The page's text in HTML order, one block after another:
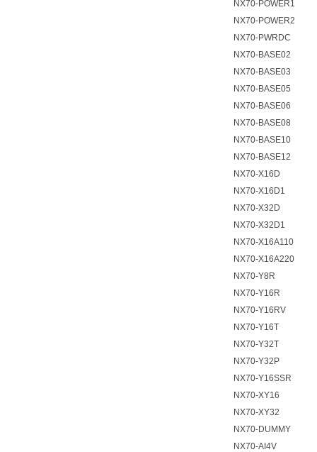
NX70-POWER1
NX70-POWER2
NX70-PWRDC
NX70-BASE02
NX70-BASE03
NX70-BASE05
NX70-BASE06
NX70-BASE08
NX70-BASE10
NX70-BASE12
NX70-X16D
NX70-X16D1
NX70-X32D
NX70-X32D1
NX70-X16A110
NX70-X16A220
NX70-Y8R
NX70-Y16R
NX70-Y16RV
NX70-Y16T
NX70-Y32T
NX70-Y32P
NX70-Y16SSR
NX70-XY16
NX70-XY32
NX70-DUMMY
NX70-AI4V